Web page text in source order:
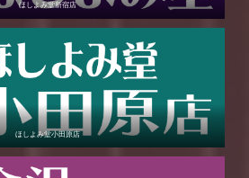
ほしよみ堂新宿店
ほしよみ堂小田原店